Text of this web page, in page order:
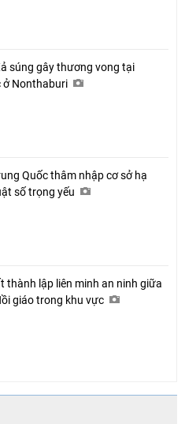
súng gây thương vong tại
Nonthaburi
Quốc thâm nhập cơ sở hạ
số trọng yếu
thành lập liên minh an ninh giữa
giáo trong khu vực